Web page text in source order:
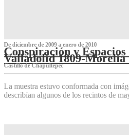
De diciembre de 2009 a enero de 2010
Conspiración y
Valladolid 1809-Morelia
Castillo de Chapultepec
La muestra estuvo conformada con
describían algunos de los recintos de